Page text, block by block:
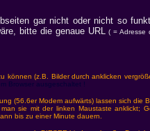
gar nicht oder nicht so
bitte die genaue URL( = Adresse
können (z.B. Bilder durch anklicken
Browser ausgeschaltet !
(56.6er Modem aufwärts) lassen sich die
sie mit der linken Maustaste anklickt;
bis zu einer Minute dauern.